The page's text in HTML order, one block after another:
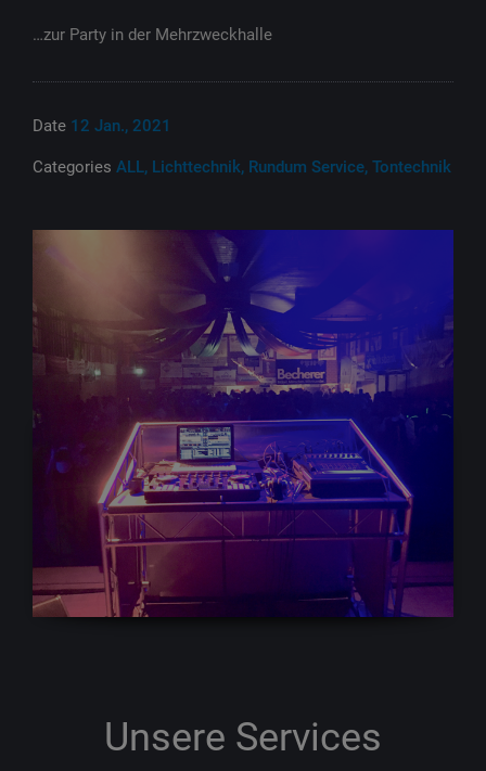
…zur Party in der Mehrzweckhalle
Date 12 Jan., 2021
Categories ALL, Lichttechnik, Rundum Service, Tontechnik
Unsere Services